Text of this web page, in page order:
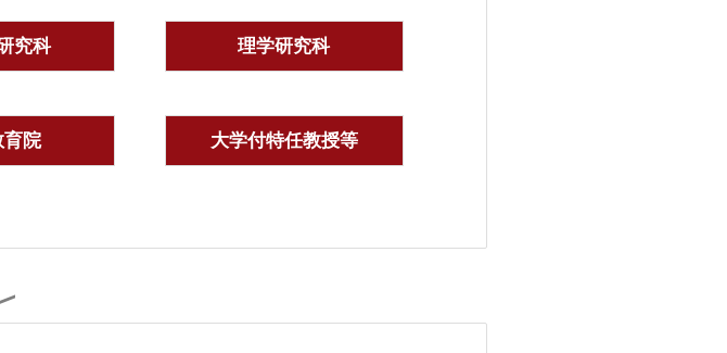
究科 理学研究科
育院 大学付特任教授等